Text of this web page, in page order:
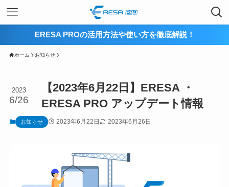
ERESA PROの活用方法や使い方を徹底解説！
ホーム お知らせ
【2023年6月22日】ERESA ・
ERESA PRO アップデート情報
2023
6/26
お知らせ 2023年6月22日 2023年6月26日